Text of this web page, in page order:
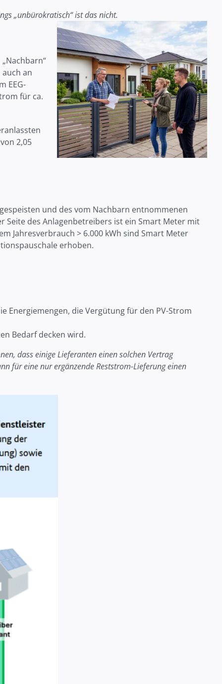
„unbürokratisch“ ist das nicht.
an
EEG-
für ca.
2,05
und des vom Nachbarn entnommenen
Seite des Anlagenbetreibers ist ein Smart Meter mit
Jahresverbrauch > 6.000 kWh sind Smart Meter
erhoben.
Energiemengen, die Vergütung für den PV-Strom
Bedarf decken wird.
dass einige Lieferanten einen solchen Vertrag
für eine nur ergänzende Reststrom-Lieferung einen